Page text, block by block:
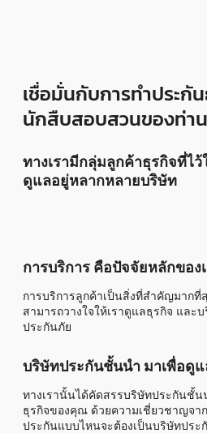
เชื่อมั่นกับการทำประกั
นักสืบสอบสวนของท่าน
ทางเรามีกลุ่มลูกค้าธุรกิจที่ไว้
ดูแลอยู่หลากหลายบริษัท
การบริการ คือปัจจัยหลักของ
การบริการลูกค้าเป็นสิ่งที่สำคัญมากที่
สามารถวางใจให้เราดูแลธุรกิจ และ
ประกันภัย
บริษัทประกันชั้นนำ มาเพื่อดู
ทางเรานั้นได้คัดสรรบริษัทประกันชั้น
ธุรกิจของคุณ ด้วยความเชี่ยวชาญจาก
ประกันแบบไหนจะต้องเป็นบริษัทประ